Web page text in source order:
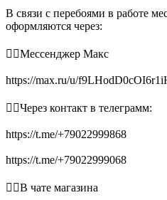
В связи с перебоями в работе
оформляются через:
👉🏻Мессенджер Макс
https://max.ru/u/
👉🏻Через контакт в телеграмм:
https://t.me/+79022999868
https://t.me/+79022999068
👉🏻В чате магазина